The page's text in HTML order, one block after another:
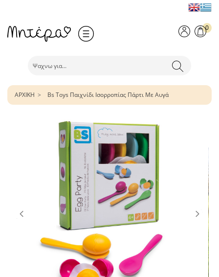
0
ΑΡΧΙΚΗ Bs Toys Παιχνίδι Ισορροπίας Πάρτι Με Αυγά